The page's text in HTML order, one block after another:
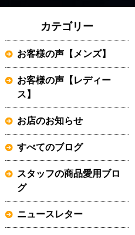
カテゴリー
お客様の声【メンズ】
お客様の声【レディー
ス】
お店のお知らせ
すべてのブログ
スタッフの商品愛用ブロ
グ
ニュースレター